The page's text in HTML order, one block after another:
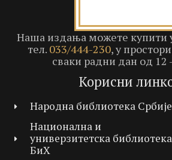
Наша издања можете купити
тел. 033/444-230, у
сваки радни дан од 12
Корисни
Народна библиотека Србије
Национална и
универзитетска библиотека
БиХ